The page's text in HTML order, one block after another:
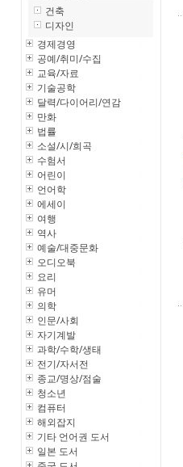
건축
디자인
경제경영
공예/취미/수집
교육/자료
기술공학
달력/다이어리/연감
만화
법률
소설/시/희곡
수험서
어린이
언어학
에세이
여행
역사
예술/대중문화
오디오북
요리
유머
의학
인문/사회
자기계발
과학/수학/생태
전기/자서전
종교/명상/점술
청소년
컴퓨터
해외잡지
기타 언어권 도서
일본 도서